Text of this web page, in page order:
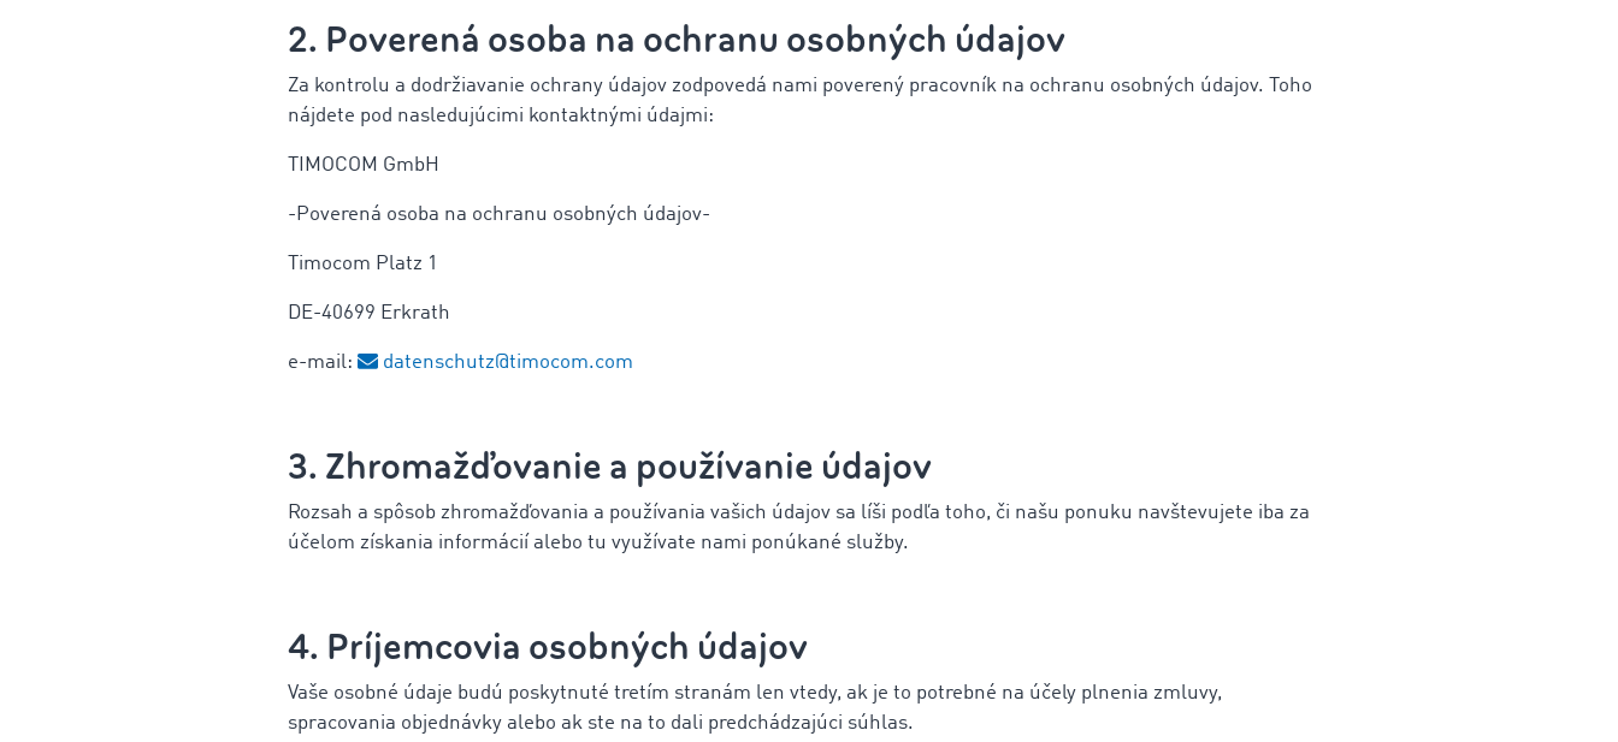
2. Poverená osoba na ochranu osobných údajov
Za kontrolu a dodržiavanie ochrany údajov zodpovedá nami poverený pracovník na ochranu osobných údajov. Toho
nájdete pod nasledujúcimi kontaktnými údajmi:
TIMOCOM GmbH
-Poverená osoba na ochranu osobných údajov-
Timocom Platz 1
DE-40699 Erkrath
e-mail: datenschutz@timocom.com
3. Zhromažďovanie a používanie údajov
Rozsah a spôsob zhromažďovania a používania vašich údajov sa líši podľa toho, či našu ponuku navštevujete iba za
účelom získania informácií alebo tu využívate nami ponúkané služby.
4. Príjemcovia osobných údajov
Vaše osobné údaje budú poskytnuté tretím stranám len vtedy, ak je to potrebné na účely plnenia zmluvy,
spracovania objednávky alebo ak ste na to dali predchádzajúci súhlas.